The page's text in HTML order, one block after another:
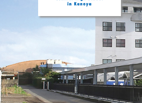
学
校
田
学
園
鹿